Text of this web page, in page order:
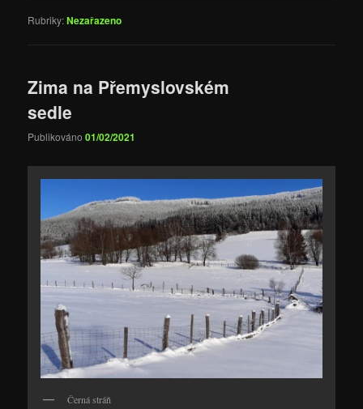
Rubriky:Nezařazeno
Zima na Přemyslovském
sedle
Publikováno01/02/2021
Černá stráň